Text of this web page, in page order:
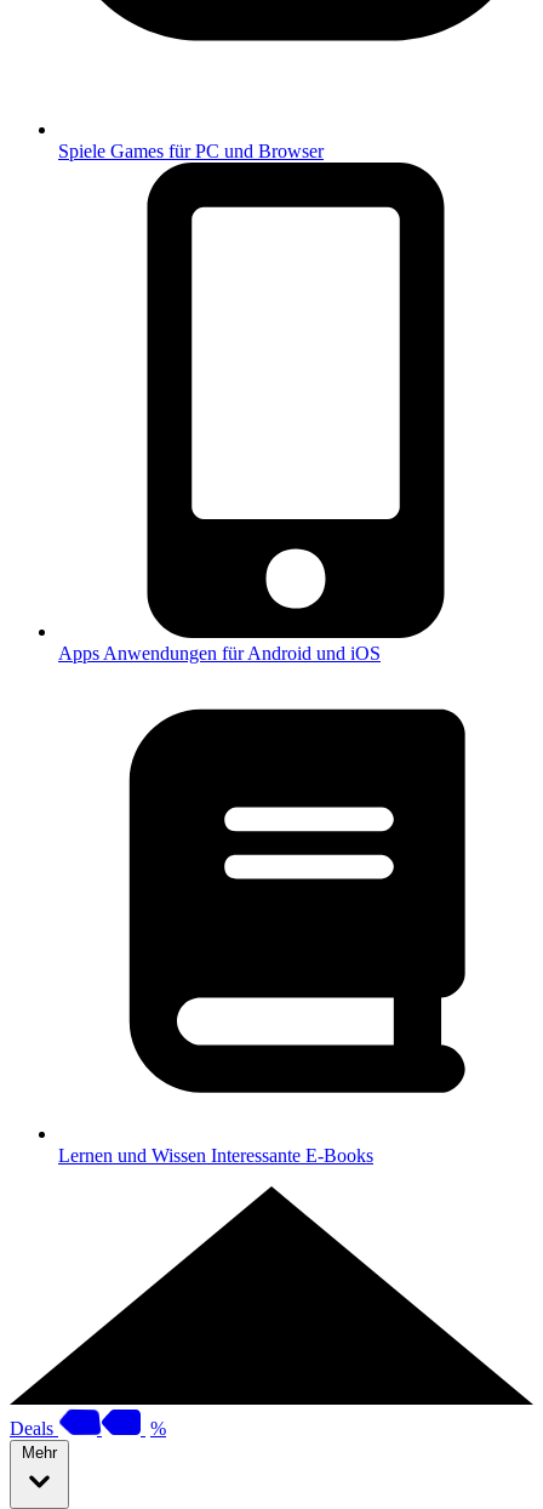
Spiele Games für PC und Browser
Apps Anwendungen für Android und iOS
Lernen und Wissen Interessante E-Books
Deals %
Mehr